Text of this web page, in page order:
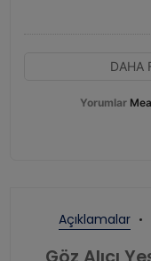
DAHA
Yorumlar
Açıklamalar